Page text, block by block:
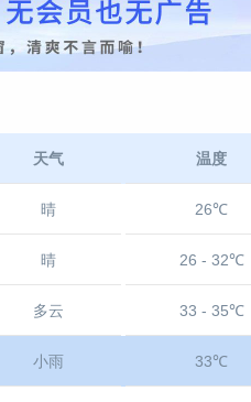
天气 温度
晴 26℃
晴 26 - 32℃
多云 33 - 35℃
小雨 33℃